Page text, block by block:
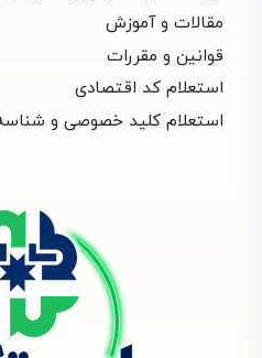
مقالات و آموزش
قوانین و مقررات
استعلام کد اقتصادی
استعلام کلید خصوصی و